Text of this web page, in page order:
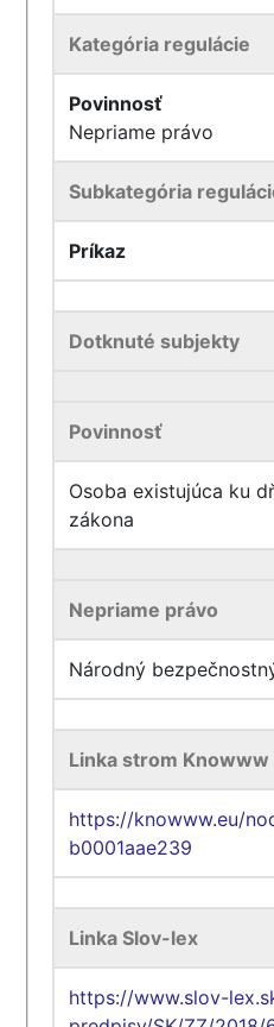
Kategória regulácie
Povinnosť
Nepriame právo
Subkategória
Príkaz
Dotknuté subjekty
Povinnosť
Osoba existujúca ku
zákona
Nepriame právo
Národný
Linka strom Knowww
https://knowww.eu/
b0001aae239
Linka Slov-lex
https://www.slov-